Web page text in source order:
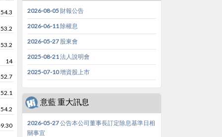
54.3
53.2
53.2
14
52.7
52.1
54.2
2026-08-05 財報公告
2026-06-11 除權息
2026-05-27 股東會
2025-08-21 法人說明會
2025-07-10 增資股上市
意藍 重大訊息
2026-05-27 公告本公司董事長訂定除息基準日相
關事宜